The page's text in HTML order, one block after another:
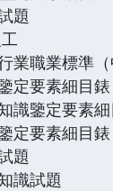
題
業職業標準（
定要素細目錶
識鑒定要素
定要素細目錶
題
識試題